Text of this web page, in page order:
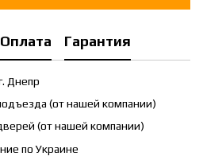
Оплата Гарантия
Днепр
(от нашей компании)
(от нашей компании)
по Украине